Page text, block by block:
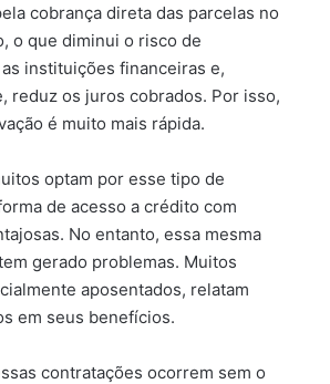
cobrança direta das parcelas no
o que diminui o risco de
instituições financeiras e,
reduz os juros cobrados. Por isso,
é muito mais rápida.
optam por esse tipo de
de acesso a crédito com
No entanto, essa mesma
gerado problemas. Muitos
aposentados, relatam
em seus benefícios.
contratações ocorrem sem o